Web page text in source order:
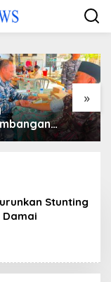
»
Hidayah,
Sampang
Stunting
Damai